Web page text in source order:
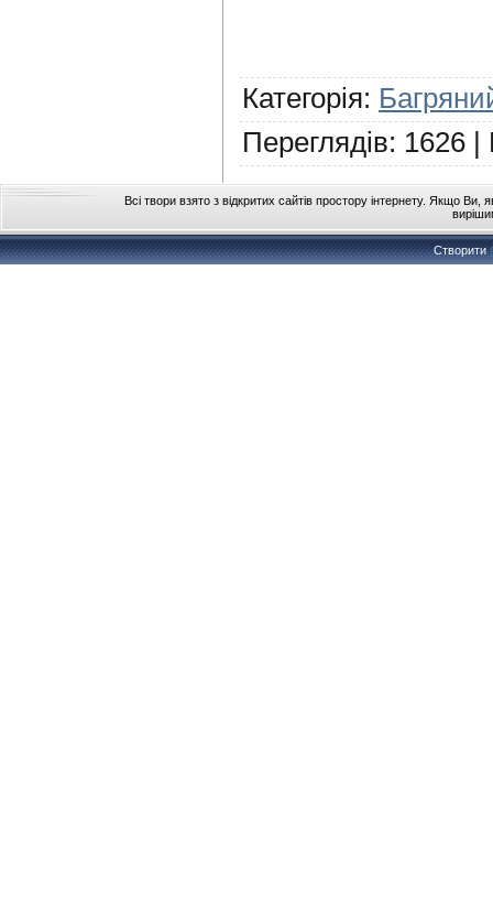
Категорія:
Переглядів: 1626 |
Всі твори взято з відкритих сайтів простору інтернету. Якщо
Створити